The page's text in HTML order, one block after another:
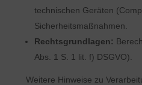
technischen Geräten
Sicherheitsmaßnahmen.
Rechtsgrundlagen:
Abs. 1 S. 1 lit. f) DSGVO).
Weitere Hinweise zu